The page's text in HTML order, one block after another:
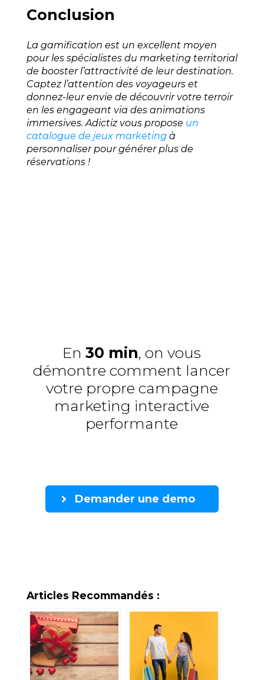
Conclusion
La gamification est un excellent moyen
pour les spécialistes du marketing territorial
de booster l’attractivité de leur destination.
Captez l’attention des voyageurs et
donnez-leur envie de découvrir votre terroir
en les engageant via des animations
immersives. Adictiz vous propose un
catalogue de jeux marketingà
personnaliser pour générer plus de
réservations !
En30 min, on vous
démontre comment lancer
votre propre campagne
marketing interactive
performante
Demander une demo
Articles Recommandés :